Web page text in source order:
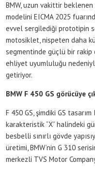
BMW, uzun vakittir
modelini EICMA 2025
evvel sergilediği prototipin
motosiklet, nispeten daha
segmentinde güçlü bir rakip
ehliyet uyumluluğu
getiriyor.
BMW F 450 GS görücüye
F 450 GS, şimdiki GS
karakteristik “X” halindeki
besbelli sınırlı gövde
üretimi, BMW’nin G 310
merkezli TVS Motor